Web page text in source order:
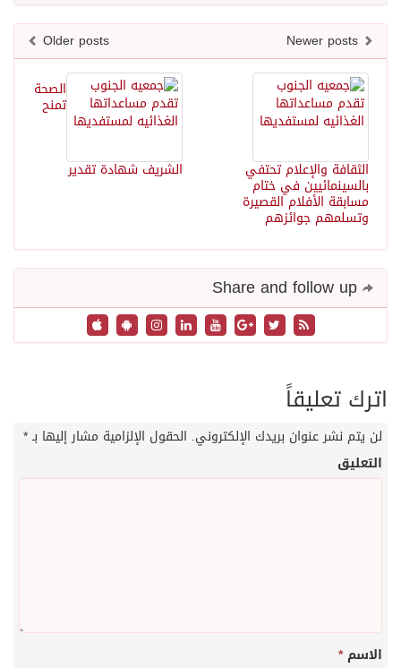
Older posts
الصحة
تمنح
الشريف شهادة تقدير الثقافة والإعلام تحتفي
بالسينمائيين في ختام
مسابقة الأفلام القصيرة
وتسلمهم جوائزهم
اترك تعليقاً
لن يتم نشر عنوان بريدك الإلكتروني. الحقول الإلزامية مشار إليها بـ*
التعليق
الاسم*